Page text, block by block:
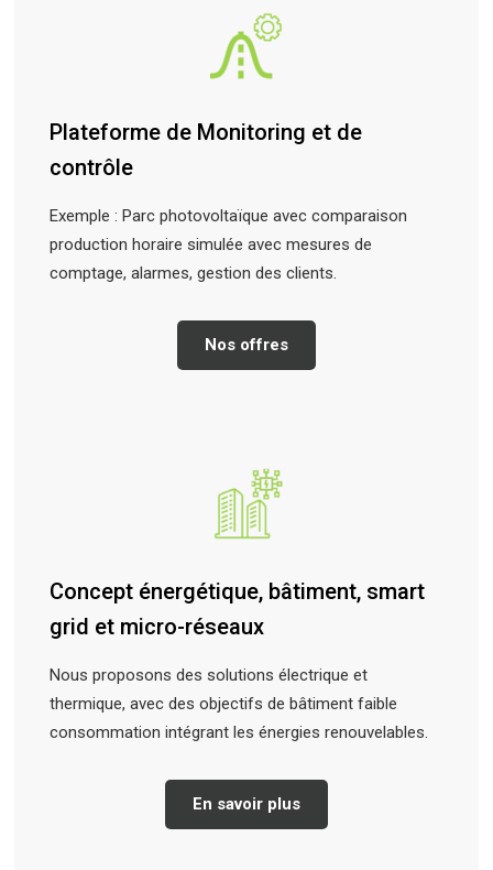
Plateforme de Monitoring et de
contrôle
Exemple : Parc photovoltaïque avec comparaison
production horaire simulée avec mesures de
comptage, alarmes, gestion des clients.
Nos offres
Concept énergétique, bâtiment, smart
grid et micro-réseaux
Nous proposons des solutions électrique et
thermique, avec des objectifs de bâtiment faible
consommation intégrant les énergies renouvelables.
En savoir plus